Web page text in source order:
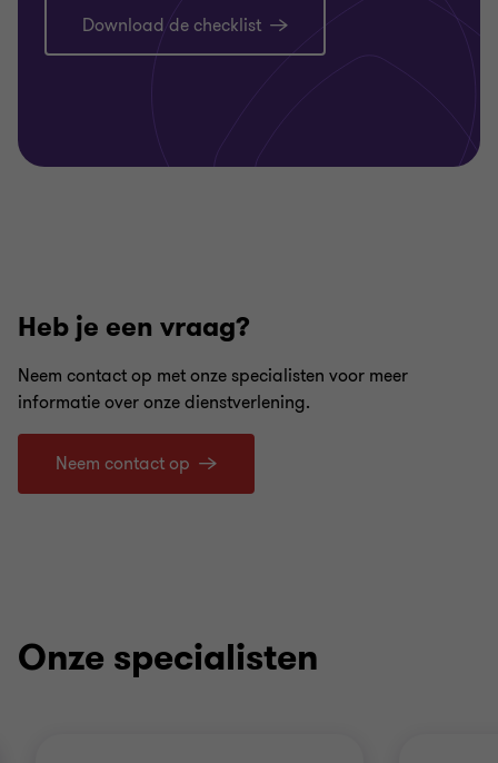
Download de checklist
Heb je een vraag?
Neem contact op met onze specialisten voor meer
informatie over onze dienstverlening.
Neem contact op
Onze specialisten